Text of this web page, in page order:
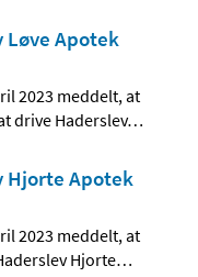
Apotek
2023 meddelt, at
drive Haderslev…
Hjorte Apotek
2023 meddelt, at
Hjorte…